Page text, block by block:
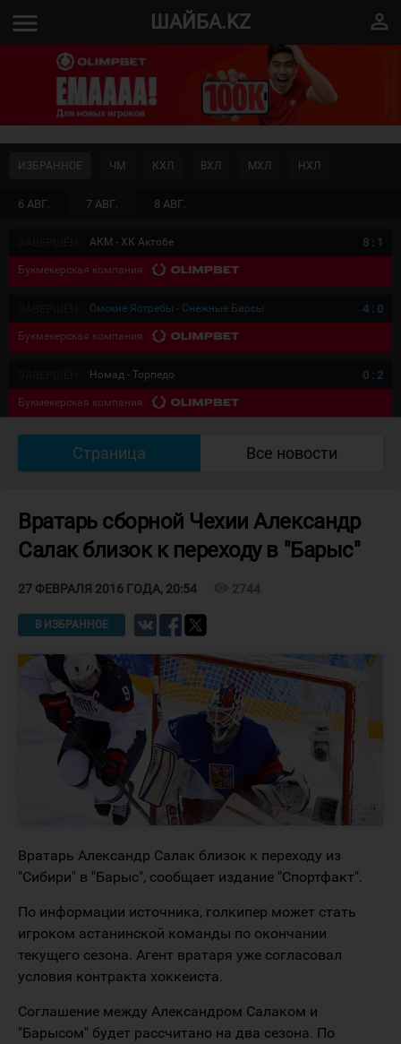
menu ШАЙБА.KZ perm_identity
6 АВГ. 7 АВГ. 8 АВГ.
ИЗБРАННОЕ ЧМ КХЛ ВХЛ МХЛ НХЛ
АКМ - ХК Актобе 8 : 1
Букмекерская компания
Омские Ястребы - Снежные Барсы 4: 0
Букмекерская компания
Номад - Торпедо 0 : 2
Букмекерская компания
Букмекерская компания
Страница Все новости
Вратарь сборной Чехии Александр
Салак близок к переходу в "Барыс"
27 ФЕВРАЛЯ 2016 ГОДА, 20:54 2744
В ИЗБРАННОЕ
Вратарь Александр Салак близок к переходу из
"Сибири" в "Барыс", сообщает издание "Спортфакт".
По информации источника, голкипер может стать
игроком астанинской команды по окончании
текущего сезона. Агент вратаря уже согласовал
условия контракта хоккеиста.
Соглашение между Александром Салаком и
"Барысом" будет рассчитано на два сезона. По